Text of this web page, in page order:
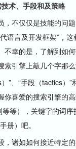
术、手段和及策略
不仅仅是技能的问题
语言及开发框架”，
不幸的是，了解到如
引擎上敲几个字那么
、“手段（tactics）”
你喜爱的搜索引擎的
等等），关键字的
册）吧。
诸如如何接近特定